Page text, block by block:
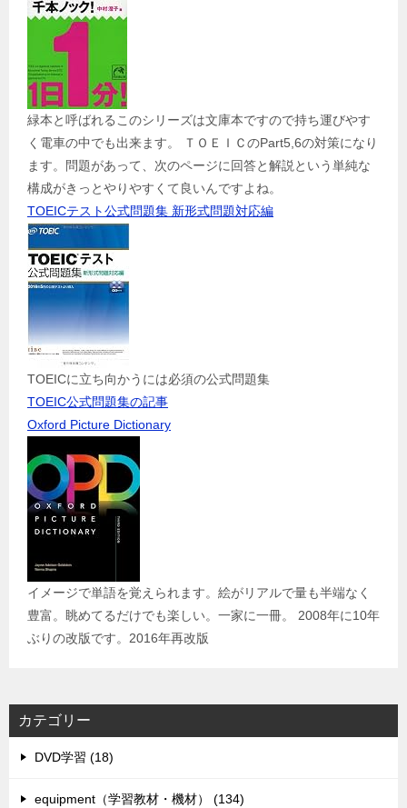
緑本と呼ばれるこのシリーズは文庫本ですので持ち運びやす
く電車の中でも出来ます。 ＴＯＥＩＣのPart5,6の対策になり
ます。問題があって、次のページに回答と解説という単純な
構成がきっとやりやすくて良いんですよね。
TOEICテスト公式問題集 新形式問題対応編
TOEICに立ち向かうには必須の公式問題集
TOEIC公式問題集の記事
Oxford Picture Dictionary
イメージで単語を覚えられます。絵がリアルで量も半端なく
豊富。眺めてるだけでも楽しい。一家に一冊。 2008年に10年
ぶりの改版です。2016年再改版
カテゴリー
DVD学習 (18)
equipment（学習教材・機材） (134)